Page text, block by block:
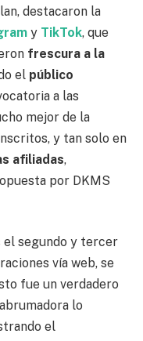
destacaron la
y TikTok, que
frescura a la
el público
a las
mejor de la
y tan solo en
afiliadas,
por DKMS
el segundo y tercer
vía web, se
fue un verdadero
lo
el